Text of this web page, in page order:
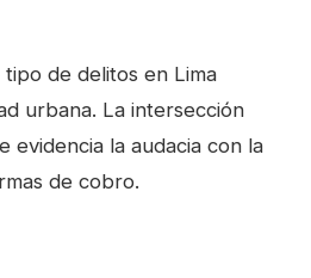
de delitos en Lima
urbana. La intersección
la audacia con la
de cobro.